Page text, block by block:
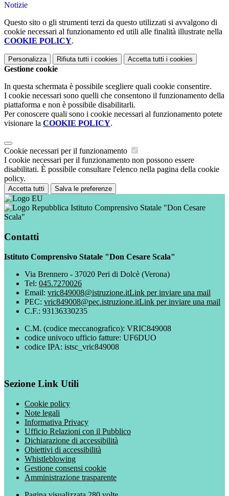
Notizie
Questo sito o gli strumenti terzi da questo utilizzati si avvalgono di
cookie necessari al funzionamento ed utili alle finalità illustrate nella
COOKIE POLICY.
Personalizza Rifiuta tutti i cookies Accetta tutti i cookies
Gestione cookie
In questa schermata è possibile scegliere quali cookie consentire.
I cookie necessari sono quelli che consentono il funzionamento della
piattaforma e non è possibile disabilitarli.
Per conoscere quali sono i cookie necessari al funzionamento potete
visionare la COOKIE POLICY.
Cookie necessari per il funzionamento
I cookie necessari per il funzionamento non possono essere
disabilitati. È possibile consultare l'elenco nella pagina della cookie
policy.
Accetta tutti Salva le preferenze
Istituto Comprensivo Statale "Don Cesare
Scala"
Contatti
Istituto Comprensivo Statale "Don Cesare Scala"
Via Brennero - 37020 Peri di Dolcè (Verona)
Tel: 045.7270026
Email: vric849008@istruzione.itLink per inviare una mail
PEC: vric849008@pec.istruzione.itLink per inviare una mail
C.F.: 93136330235
C.M. (codice meccanografico): VRIC849008
codice univoco ufficio fatture: UF6DUO
codice IPA: istsc_vric849008
Sezione Link Utili
Cookie policy
Note legali
Informativa Privacy
Ufficio Relazioni con il Pubblico
Dichiarazione di accessibilità
Obiettivi di accessibilità
Whistleblowing
Gestione consensi cookie
Amministrazione trasparente